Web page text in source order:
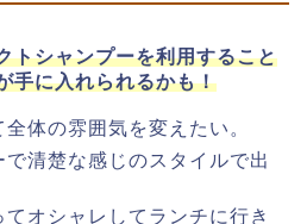
トシャンプーを利用すること
手に入れられるかも！
体の雰囲気を変えたい。
で清楚な感じのスタイルで出
オシャレしてランチに行き